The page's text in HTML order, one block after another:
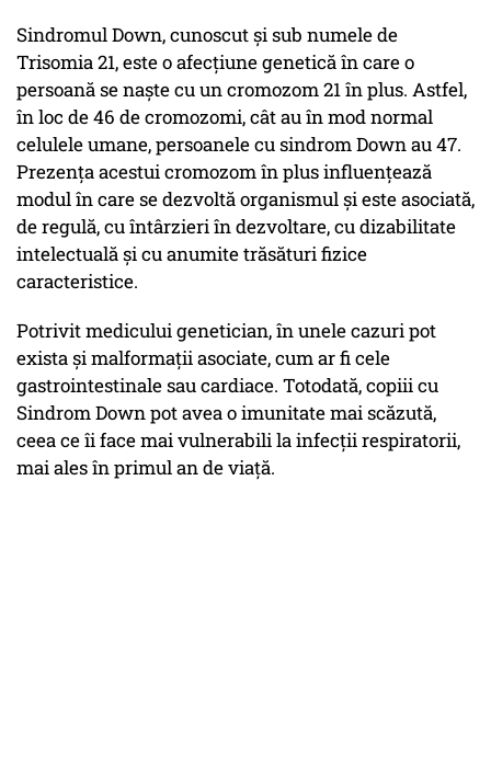
Sindromul Down, cunoscut şi sub numele de
Trisomia 21, este o afecţiune genetică în care o
persoană se naşte cu un cromozom 21 în plus. Astfel,
în loc de 46 de cromozomi, cât au în mod normal
celulele umane, persoanele cu sindrom Down au 47.
Prezenţa acestui cromozom în plus influenţează
modul în care se dezvoltă organismul şi este asociată,
de regulă, cu întârzieri în dezvoltare, cu dizabilitate
intelectuală şi cu anumite trăsături fizice
caracteristice.
Potrivit medicului genetician, în unele cazuri pot
exista şi malformaţii asociate, cum ar fi cele
gastrointestinale sau cardiace. Totodată, copiii cu
Sindrom Down pot avea o imunitate mai scăzută,
ceea ce îi face mai vulnerabili la infecţii respiratorii,
mai ales în primul an de viaţă.